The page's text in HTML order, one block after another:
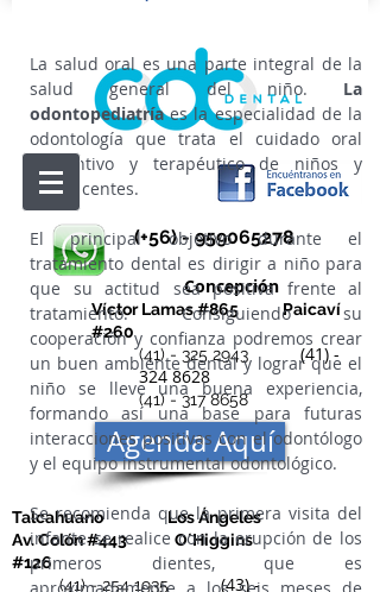
Concepción
Víctor Lamas #865 Paicaví
#260
(41) - 325 2943
(41) -
324 8628
(41) - 317 8658
(+56) -959065278
Agenda Aquí
Talcahuano Los Ángeles
Av. Colón #443 O´Higgins
#126
(41) - 254 1935
(43) -
La salud oral es una parte integral de la
salud general del niño. La
odontopediatríaes la especialidad de la
odontología que trata el cuidado oral
preventivo y terapéutico de niños y
adolescentes.
El principal objetivo durante el
tratamiento dental es dirigir a niño para
que su actitud sea positiva frente al
tratamiento. Consiguiendo su
cooperación y confianza podremos crear
un buen ambiente dental y lograr que el
niño se lleve una buena experiencia,
formando así una base para futuras
interacciones positivas con el odontólogo
y el equipo instrumental odontológico.
Se recomienda que la primera visita del
infante se realice con la erupción de los
primeros dientes, que es